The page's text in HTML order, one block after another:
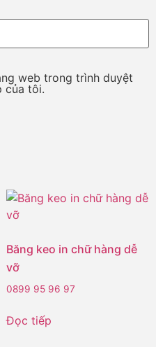
web trong trình duyệt
của tôi.
Băng keo in chữ hàng dễ
vỡ
0899 95 96 97
Đọc tiếp